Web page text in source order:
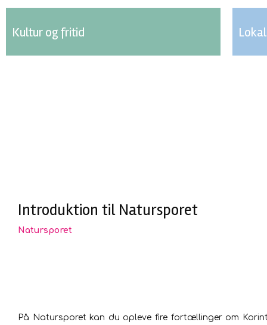
Kultur og fritid
Introduktion til Natursporet
Natursporet
På Natursporet kan du opleve fire fortællinger om